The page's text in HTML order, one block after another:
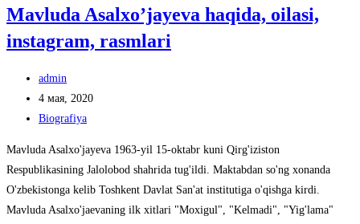
Mavluda Asalxo’jayeva haqida, oilasi,
instagram, rasmlari
Автор
записи:
admin
Запись
опубликована:
4 мая, 2020
Рубрика
Biografiya
Mavluda Asalxo'jayeva 1963-yil 15-oktabr kuni Qirg'iziston
Respublikasining Jalolobod shahrida tug'ildi. Maktabdan so'ng xonanda
O'zbekistonga kelib Toshkent Davlat San'at institutiga o'qishga kirdi.
Mavluda Asalxo'jaevaning ilk xitlari "Moxigul", "Kelmadi", "Yig'lama"